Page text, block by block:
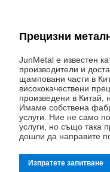
Прецизни
JunMetal е известен
производители и
щамповани части в
висококачествени
произведени в Китай,
Имаме собствена
услуги. Ние не само
услуги, но също така
дошли да направите
Изпратете запитване